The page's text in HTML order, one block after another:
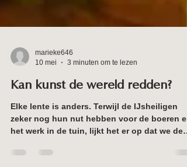
marieke646
Kan kunst de wereld redden?
Elke lente is anders. Terwijl de IJsheiligen